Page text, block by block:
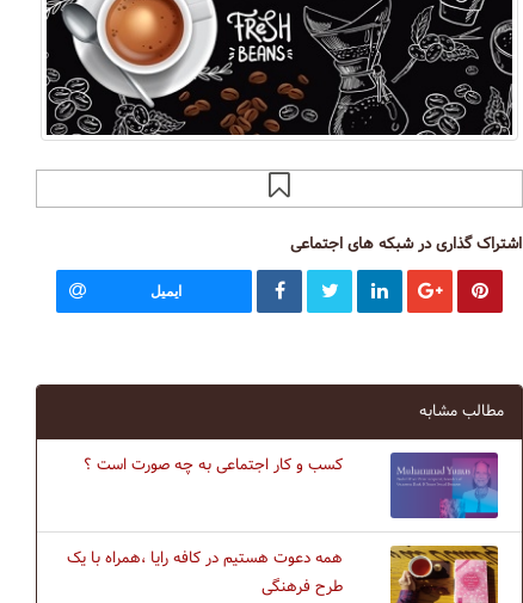
اشتراک گذاری در شبکه های اجتماعی
ایمیل
مطالب مشابه
کسب و کار اجتماعی به چه صورت است ؟
همه دعوت هستیم در کافه رایا ،همراه با یک
طرح فرهنگی